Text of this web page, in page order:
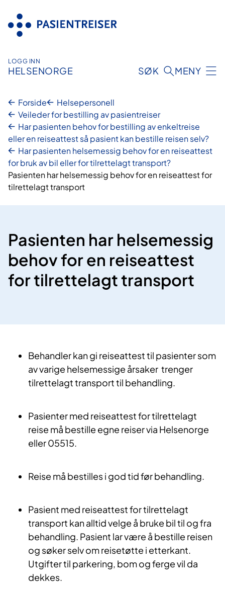
innhold
LOGG INN
HELSENORGE SØK MENY
Forside
Helsepersonell
Veileder for bestilling av pasientreiser
Har pasienten behov for bestilling av enkeltreise
eller en reiseattest så pasient kan bestille reisen selv?
Har pasienten helsemessig behov for en reiseattest
for bruk av bil eller for tilrettelagt transport?
Pasienten har helsemessig behov for en reiseattest for
tilrettelagt transport
Pasienten har helsemessig
behov for en reiseattest
for tilrettelagt transport
Behandler kan gi reiseattest til pasienter som
av varige helsemessige årsaker trenger
tilrettelagt transport til behandling.
Pasienter med reiseattest for tilrettelagt
reise må bestille egne reiser via Helsenorge
eller 05515.
Reise må bestilles i god tid før behandling.
Pasient med reiseattest for tilrettelagt
transport kan alltid velge å bruke bil til og fra
behandling. Pasient lar være å bestille reisen
og søker selv om reisetøtte i etterkant.
Utgifter til parkering, bom og ferge vil da
dekkes.